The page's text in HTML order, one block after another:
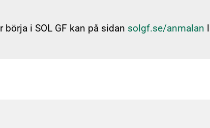
börja i SOL GF kan på sidan solgf.se/anmalan